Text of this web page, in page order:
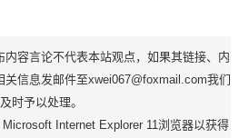
容言论不代表本站观点，如果其链接、内
信息发邮件至xwei067@foxmail.com我们
时予以处理。
Internet Explorer 11浏览器以获得